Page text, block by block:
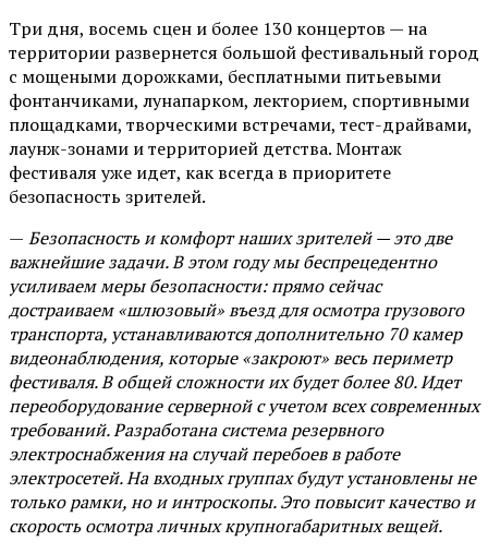
Три дня, восемь сцен и более 130 концертов — на
территории развернется большой фестивальный город
с мощеными дорожками, бесплатными питьевыми
фонтанчиками, лунапарком, лекторием, спортивными
площадками, творческими встречами, тест-драйвами,
лаунж-зонами и территорией детства. Монтаж
фестиваля уже идет, как всегда в приоритете
безопасность зрителей.
— Безопасность и комфорт наших зрителей — это две
важнейшие задачи. В этом году мы беспрецедентно
усиливаем меры безопасности: прямо сейчас
достраиваем «шлюзовый» въезд для осмотра грузового
транспорта, устанавливаются дополнительно 70 камер
видеонаблюдения, которые «закроют» весь периметр
фестиваля. В общей сложности их будет более 80. Идет
переоборудование серверной с учетом всех современных
требований. Разработана система резервного
электроснабжения на случай перебоев в работе
электросетей. На входных группах будут установлены не
только рамки, но и интроскопы. Это повысит качество и
скорость осмотра личных крупногабаритных вещей.